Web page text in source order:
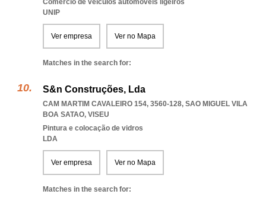
Comércio de veículos automóveis ligeiros
UNIP
Ver empresa Ver no Mapa
Matches in the search for:
S&n Construções, Lda
CAM MARTIM CAVALEIRO 154, 3560-128, SAO MIGUEL VILA
BOA SATAO, VISEU
Pintura e colocação de vidros
LDA
Ver empresa Ver no Mapa
Matches in the search for: